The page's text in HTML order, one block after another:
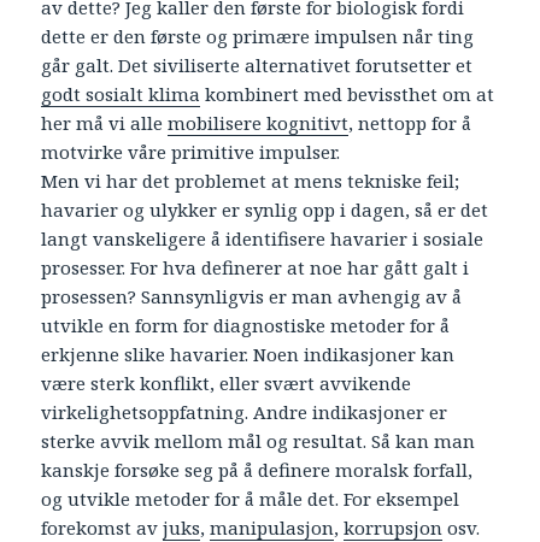
av dette? Jeg kaller den første for biologisk fordi
dette er den første og primære impulsen når ting
går galt. Det siviliserte alternativet forutsetter et
godt sosialt klima kombinert med bevissthet om at
her må vi allemobilisere kognitivt, nettopp for å
motvirke våre primitive impulser.
Men vi har det problemet at mens tekniske feil;
havarier og ulykker er synlig opp i dagen, så er det
langt vanskeligere å identifisere havarier i sosiale
prosesser. For hva definerer at noe har gått galt i
prosessen? Sannsynligvis er man avhengig av å
utvikle en form for diagnostiske metoder for å
erkjenne slike havarier. Noen indikasjoner kan
være sterk konflikt, eller svært avvikende
virkelighetsoppfatning. Andre indikasjoner er
sterke avvik mellom mål og resultat. Så kan man
kanskje forsøke seg på å definere moralsk forfall,
og utvikle metoder for å måle det. For eksempel
forekomst avjuks,manipulasjon,korrupsjon osv.